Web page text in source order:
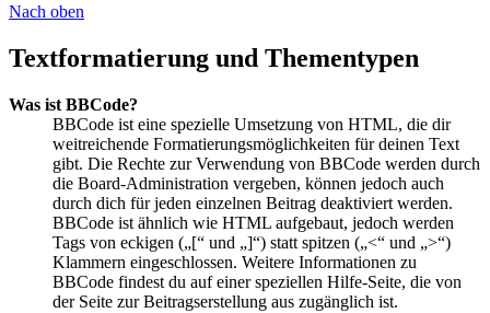
Nach oben
Textformatierung und Thementypen
Was ist BBCode?
BBCode ist eine spezielle Umsetzung von HTML, die dir
weitreichende Formatierungsmöglichkeiten für deinen Text
gibt. Die Rechte zur Verwendung von BBCode werden durch
die Board-Administration vergeben, können jedoch auch
durch dich für jeden einzelnen Beitrag deaktiviert werden.
BBCode ist ähnlich wie HTML aufgebaut, jedoch werden
Tags von eckigen („[“ und „]“) statt spitzen („<“ und „>“)
Klammern eingeschlossen. Weitere Informationen zu
BBCode findest du auf einer speziellen Hilfe-Seite, die von
der Seite zur Beitragserstellung aus zugänglich ist.